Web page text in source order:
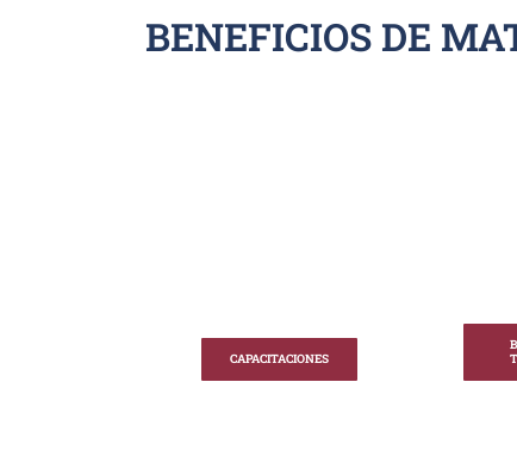
BENEFICIOS DE
CAPACITACIONES